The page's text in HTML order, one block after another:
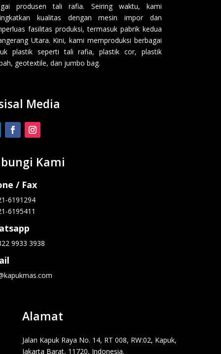
produsen tali rafia. Seiring waktu, kami
kualitas dengan mesin impor dan
fasilitas produksi, termasuk pabrik kedua
Utara. Kini, kami memproduksi berbagai
plastik seperti tali rafia, plastik cor, plastik
geotextile, dan jumbo bag.
Media
Kami
/ Fax
6191294
6195411
9933 3938
Alamat
Jalan Kapuk Raya No. 14, RT 008, RW:02, Kapuk,
Jakarta Barat, 11720, Indonesia.